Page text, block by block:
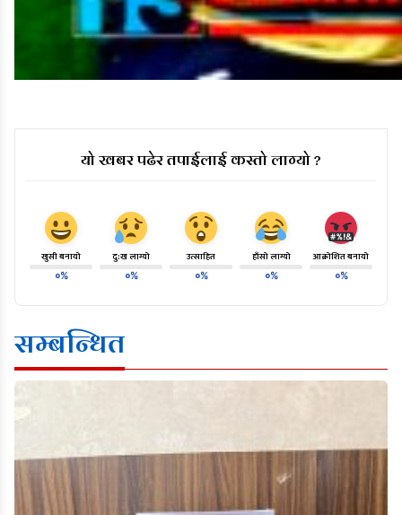
यो खबर पढेर तपाईलाई कस्तो लाग्यो ?
खुसी बनायो
०%
दु:ख लाग्यो
०%
उत्साहित
०%
हाँसो लाग्यो
०%
आक्रोशित बनायो
०%
सम्बन्धित